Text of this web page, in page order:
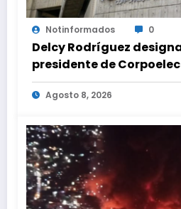
Notinformados 0
Delcy Rodríguez
presidente de
viceministro de
Agosto 8, 2026